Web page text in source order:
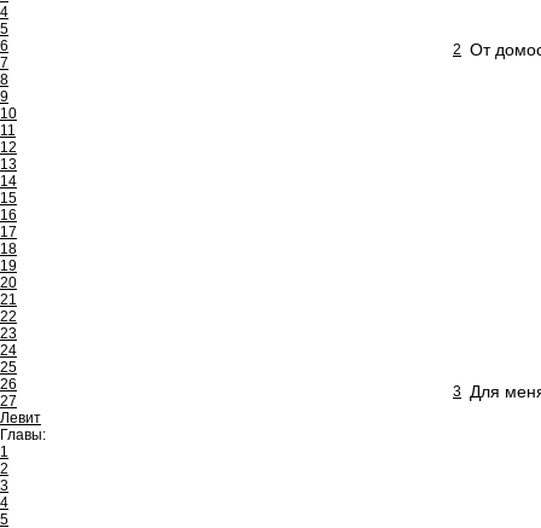
4
5
6
7
8
9
10
11
12
13
14
15
16
17
18
19
20
21
22
23
24
25
26
27
Левит
Главы:
1
2
3
4
5
2 От
3 Для